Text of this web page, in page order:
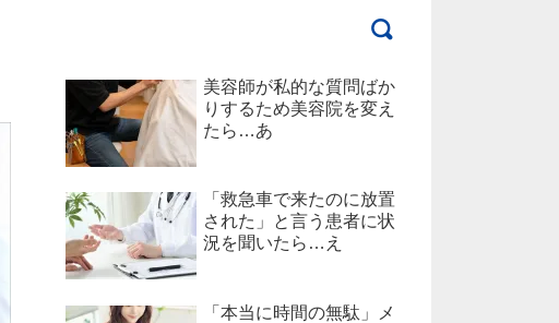
美容師が私的な質問ばか
りするため美容院を変え
たら…あ
「救急車で来たのに放置
された」と言う患者に状
況を聞いたら…え
「本当に時間の無駄」メ